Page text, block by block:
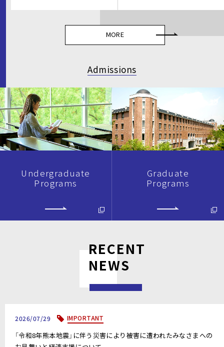
MORE
Admissions
Undergraduate
Programs
Graduate
Programs
RECENT
NEWS
2026/07/29 IMPORTANT
「令和8年熊本地震」に伴う災害により被害に遭われたみなさまへの